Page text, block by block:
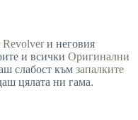
Revolverи неговия
и всички Оригинални
слабост към запалките
цялата ни гама.